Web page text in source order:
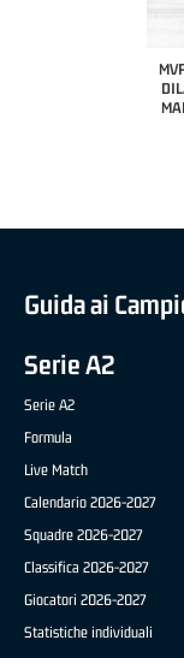
Guida ai
Serie A2
Serie A2
Formula
Live Match
Calendario 2026-2027
Squadre 2026-2027
Classifica 2026-2027
Giocatori 2026-2027
Statistiche individuali